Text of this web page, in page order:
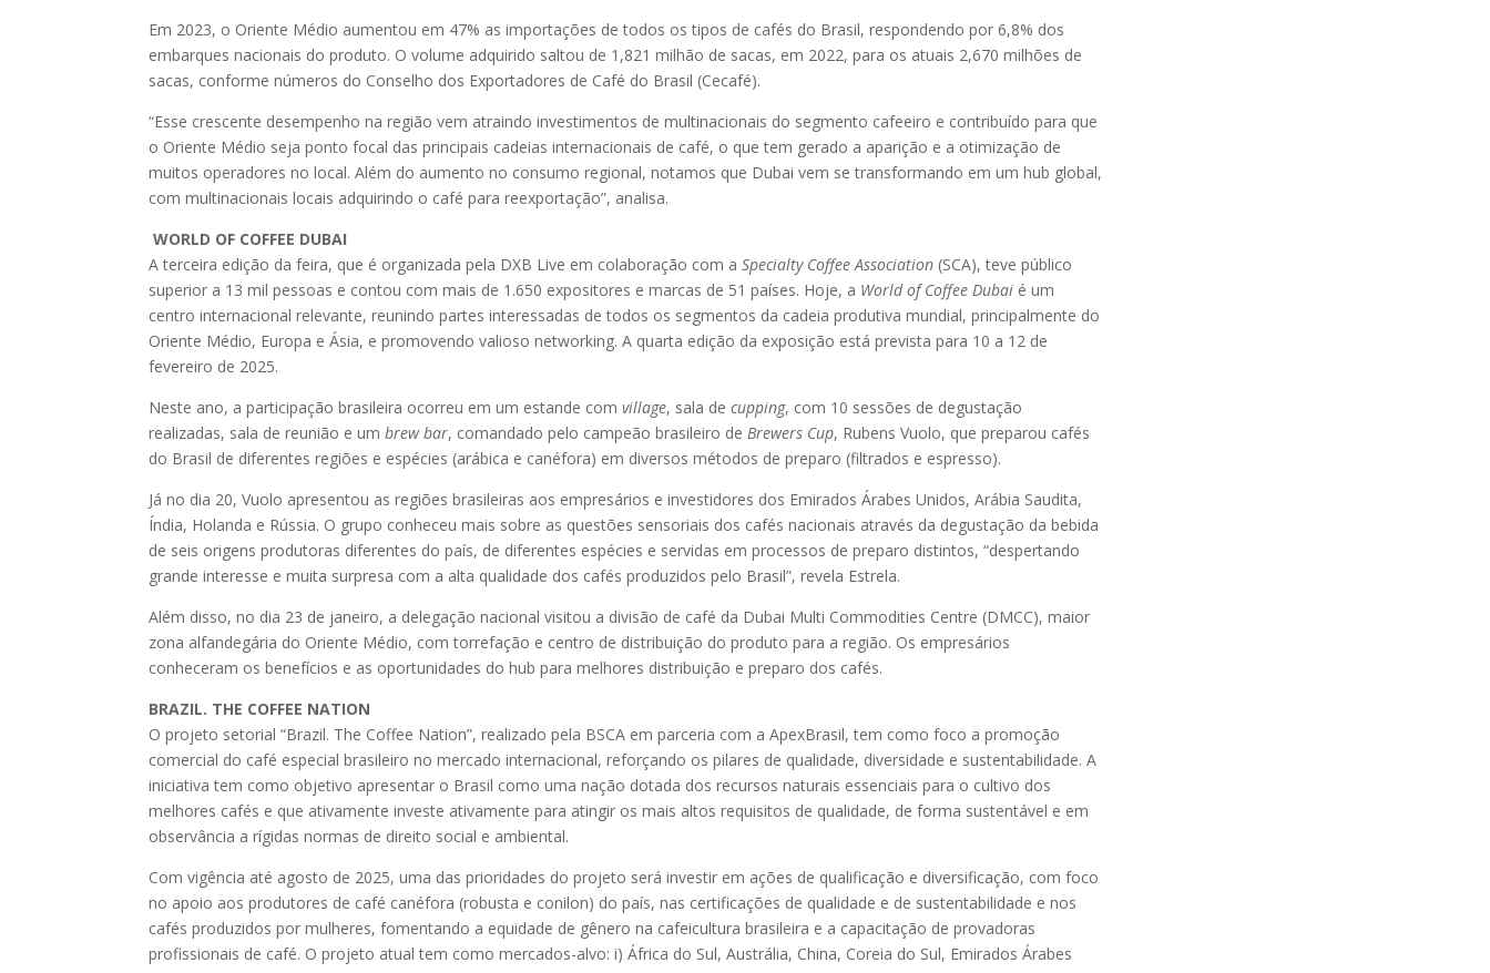
Em 2023, o Oriente Médio aumentou em 47% as importações de todos os tipos de cafés do Brasil, respondendo por 6,8% dos
embarques nacionais do produto. O volume adquirido saltou de 1,821 milhão de sacas, em 2022, para os atuais 2,670 milhões de
sacas, conforme números do Conselho dos Exportadores de Café do Brasil (Cecafé).
“Esse crescente desempenho na região vem atraindo investimentos de multinacionais do segmento cafeeiro e contribuído para que
o Oriente Médio seja ponto focal das principais cadeias internacionais de café, o que tem gerado a aparição e a otimização de
muitos operadores no local. Além do aumento no consumo regional, notamos que Dubai vem se transformando em um hub global,
com multinacionais locais adquirindo o café para reexportação”, analisa.
WORLD OF COFFEE DUBAI
A terceira edição da feira, que é organizada pela DXB Live em colaboração com aSpecialty Coffee Association (SCA), teve público
superior a 13 mil pessoas e contou com mais de 1.650 expositores e marcas de 51 países. Hoje, a World of Coffee Dubai é um
centro internacional relevante, reunindo partes interessadas de todos os segmentos da cadeia produtiva mundial, principalmente do
Oriente Médio, Europa e Ásia, e promovendo valioso networking. A quarta edição da exposição está prevista para 10 a 12 de
fevereiro de 2025.
Neste ano, a participação brasileira ocorreu em um estande comvillage, sala decupping, com 10 sessões de degustação
realizadas, sala de reunião e umbrew bar, comandado pelo campeão brasileiro deBrewers Cup, Rubens Vuolo, que preparou cafés
do Brasil de diferentes regiões e espécies (arábica e canéfora) em diversos métodos de preparo (filtrados e espresso).
Já no dia 20, Vuolo apresentou as regiões brasileiras aos empresários e investidores dos Emirados Árabes Unidos, Arábia Saudita,
Índia, Holanda e Rússia. O grupo conheceu mais sobre as questões sensoriais dos cafés nacionais através da degustação da bebida
de seis origens produtoras diferentes do país, de diferentes espécies e servidas em processos de preparo distintos, “despertando
grande interesse e muita surpresa com a alta qualidade dos cafés produzidos pelo Brasil”, revela Estrela.
Além disso, no dia 23 de janeiro, a delegação nacional visitou a divisão de café da Dubai Multi Commodities Centre (DMCC), maior
zona alfandegária do Oriente Médio, com torrefação e centro de distribuição do produto para a região. Os empresários
conheceram os benefícios e as oportunidades do hub para melhores distribuição e preparo dos cafés.
BRAZIL. THE COFFEE NATION
O projeto setorial “Brazil. The Coffee Nation”, realizado pela BSCA em parceria com a ApexBrasil, tem como foco a promoção
comercial do café especial brasileiro no mercado internacional, reforçando os pilares de qualidade, diversidade e sustentabilidade. A
iniciativa tem como objetivo apresentar o Brasil como uma nação dotada dos recursos naturais essenciais para o cultivo dos
melhores cafés e que ativamente investe ativamente para atingir os mais altos requisitos de qualidade, de forma sustentável e em
observância a rígidas normas de direito social e ambiental.
Com vigência até agosto de 2025, uma das prioridades do projeto será investir em ações de qualificação e diversificação, com foco
no apoio aos produtores de café canéfora (robusta e conilon) do país, nas certificações de qualidade e de sustentabilidade e nos
cafés produzidos por mulheres, fomentando a equidade de gênero na cafeicultura brasileira e a capacitação de provadoras
profissionais de café. O projeto atual tem como mercados-alvo: i) África do Sul, Austrália, China, Coreia do Sul, Emirados Árabes